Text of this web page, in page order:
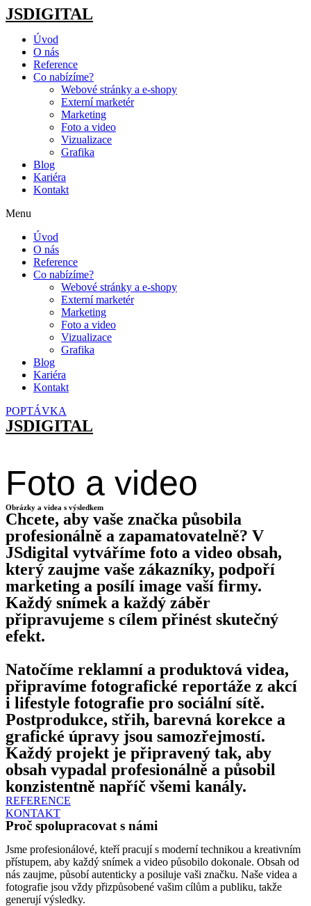
JSDIGITAL
Úvod
O nás
Reference
Co nabízíme?
Webové stránky a e-shopy
Externí marketér
Marketing
Foto a video
Vizualizace
Grafika
Blog
Kariéra
Kontakt
Menu
Úvod
O nás
Reference
Co nabízíme?
Webové stránky a e-shopy
Externí marketér
Marketing
Foto a video
Vizualizace
Grafika
Blog
Kariéra
Kontakt
POPTÁVKA
JSDIGITAL
Foto a video
Obrázky a videa s výsledkem
Chcete, aby vaše značka působila
profesionálně a zapamatovatelně? V
JSdigital vytváříme foto a video obsah,
který zaujme vaše zákazníky, podpoří
marketing a posílí image vaší firmy.
Každý snímek a každý záběr
připravujeme s cílem přinést skutečný
efekt.
Natočíme reklamní a produktová videa,
připravíme fotografické reportáže z akcí
i lifestyle fotografie pro sociální sítě.
Postprodukce, střih, barevná korekce a
grafické úpravy jsou samozřejmostí.
Každý projekt je připravený tak, aby
obsah vypadal profesionálně a působil
konzistentně napříč všemi kanály.
REFERENCE
KONTAKT
Proč spolupracovat s námi
Jsme profesionálové, kteří pracují s moderní technikou a kreativním
přístupem, aby každý snímek a video působilo dokonale. Obsah od
nás zaujme, působí autenticky a posiluje vaši značku. Naše videa a
fotografie jsou vždy přizpůsobené vašim cílům a publiku, takže
generují výsledky.